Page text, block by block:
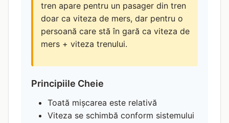
tren apare pentru un pasager din tren
doar ca viteza de mers, dar pentru o
persoană care stă în gară ca viteza de
mers + viteza trenului.
Principiile Cheie
Toată mișcarea este relativă
Viteza se schimbă conform sistemului